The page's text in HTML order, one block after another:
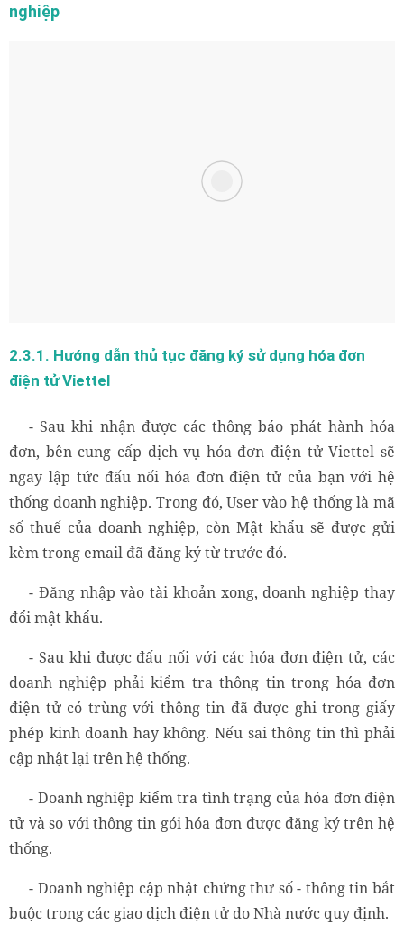
nghiệp
2.3.1. Hướng dẫn thủ tục đăng ký sử dụng hóa đơn
điện tử Viettel
- Sau khi nhận được các thông báo phát hành hóa
đơn, bên cung cấp dịch vụ hóa đơn điện tử Viettel sẽ
ngay lập tức đấu nối hóa đơn điện tử của bạn với hệ
thống doanh nghiệp. Trong đó, User vào hệ thống là mã
số thuế của doanh nghiệp, còn Mật khẩu sẽ được gửi
kèm trong email đã đăng ký từ trước đó.
- Đăng nhập vào tài khoản xong, doanh nghiệp thay
đổi mật khẩu.
- Sau khi được đấu nối với các hóa đơn điện tử, các
doanh nghiệp phải kiểm tra thông tin trong hóa đơn
điện tử có trùng với thông tin đã được ghi trong giấy
phép kinh doanh hay không. Nếu sai thông tin thì phải
cập nhật lại trên hệ thống.
- Doanh nghiệp kiểm tra tình trạng của hóa đơn điện
tử và so với thông tin gói hóa đơn được đăng ký trên hệ
thống.
- Doanh nghiệp cập nhật chứng thư số - thông tin bắt
buộc trong các giao dịch điện tử do Nhà nước quy định.